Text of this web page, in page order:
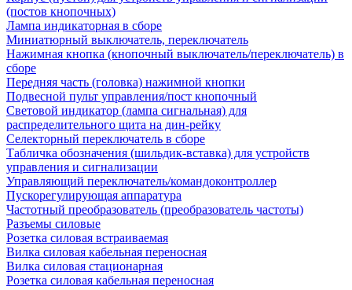
(постов кнопочных)
Лампа индикаторная в сборе
Миниатюрный выключатель, переключатель
Нажимная кнопка (кнопочный выключатель/переключатель) в
сборе
Передняя часть (головка) нажимной кнопки
Подвесной пульт управления/пост кнопочный
Световой индикатор (лампа сигнальная) для
распределительного щита на дин-рейку
Селекторный переключатель в сборе
Табличка обозначения (шильдик-вставка) для устройств
управления и сигнализации
Управляющий переключатель/командоконтроллер
Пускорегулирующая аппаратура
Частотный преобразователь (преобразователь частоты)
Разъемы силовые
Розетка силовая встраиваемая
Вилка силовая кабельная переносная
Вилка силовая стационарная
Розетка силовая кабельная переносная